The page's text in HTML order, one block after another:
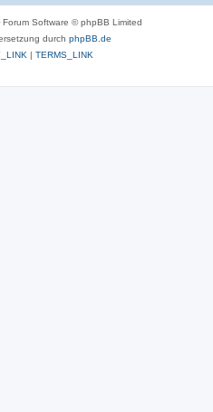
Forum Software © phpBB Limited
durch phpBB.de
| TERMS_LINK